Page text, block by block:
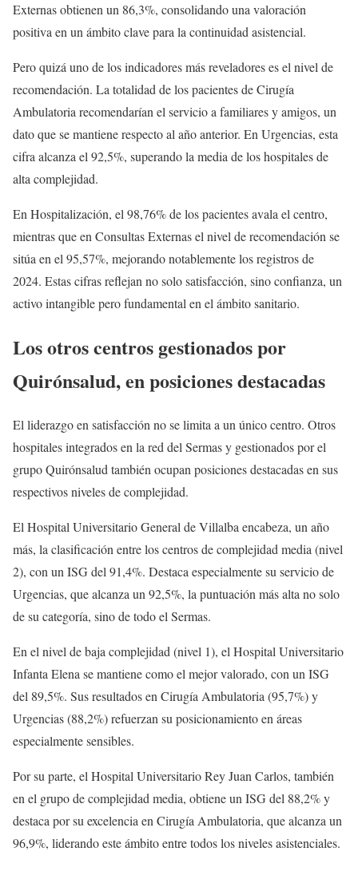
Externas obtienen un 86,3%, consolidando una valoración
positiva en un ámbito clave para la continuidad asistencial.
Pero quizá uno de los indicadores más reveladores es el nivel de
recomendación. La totalidad de los pacientes de Cirugía
Ambulatoria recomendarían el servicio a familiares y amigos, un
dato que se mantiene respecto al año anterior. En Urgencias, esta
cifra alcanza el 92,5%, superando la media de los hospitales de
alta complejidad.
En Hospitalización, el 98,76% de los pacientes avala el centro,
mientras que en Consultas Externas el nivel de recomendación se
sitúa en el 95,57%, mejorando notablemente los registros de
2024. Estas cifras reflejan no solo satisfacción, sino confianza, un
activo intangible pero fundamental en el ámbito sanitario.
Los otros centros gestionados por
Quirónsalud, en posiciones destacadas
El liderazgo en satisfacción no se limita a un único centro. Otros
hospitales integrados en la red del Sermas y gestionados por el
grupo Quirónsalud también ocupan posiciones destacadas en sus
respectivos niveles de complejidad.
El Hospital Universitario General de Villalba encabeza, un año
más, la clasificación entre los centros de complejidad media (nivel
2), con un ISG del 91,4%. Destaca especialmente su servicio de
Urgencias, que alcanza un 92,5%, la puntuación más alta no solo
de su categoría, sino de todo el Sermas.
En el nivel de baja complejidad (nivel 1), el Hospital Universitario
Infanta Elena se mantiene como el mejor valorado, con un ISG
del 89,5%. Sus resultados en Cirugía Ambulatoria (95,7%) y
Urgencias (88,2%) refuerzan su posicionamiento en áreas
especialmente sensibles.
Por su parte, el Hospital Universitario Rey Juan Carlos, también
en el grupo de complejidad media, obtiene un ISG del 88,2% y
destaca por su excelencia en Cirugía Ambulatoria, que alcanza un
96,9%, liderando este ámbito entre todos los niveles asistenciales.